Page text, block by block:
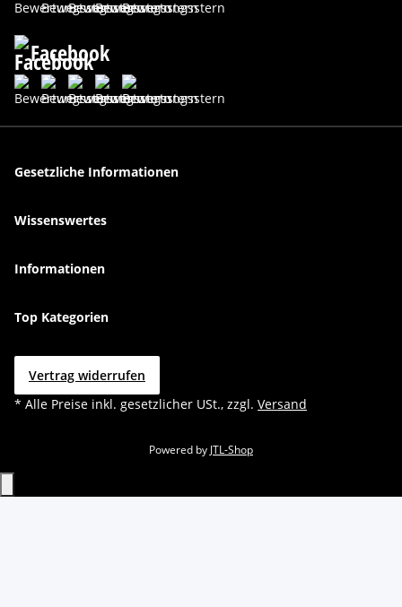
Facebook
Gesetzliche Informationen
Wissenswertes
Informationen
Top Kategorien
Vertrag widerrufen
* Alle Preise inkl. gesetzlicher USt., zzgl. Versand
Powered by JTL-Shop